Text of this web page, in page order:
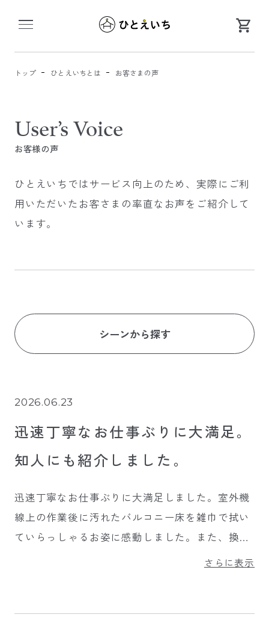
第一ビルメンテナンスのハウスクリーニング「ひ
トップ ひとえいちとは お客さまの声
お客様の声
ひとえいちではサービス向上のため、 実際にご利
用いただいたお客さまの率直なお声をご紹介して
います。
シーンから探す
2026.06.23
迅速丁寧なお仕事ぶりに大満足。
知人にも紹介しました。
迅速丁寧なお仕事ぶりに大満足しました。室外機
線上の作業後に汚れたバルコニー床を雑巾で拭い
ていらっしゃるお姿に感動しました。また、換気
扇をピカピカに磨き上げていただき、キッチンの
た。
さらに表示